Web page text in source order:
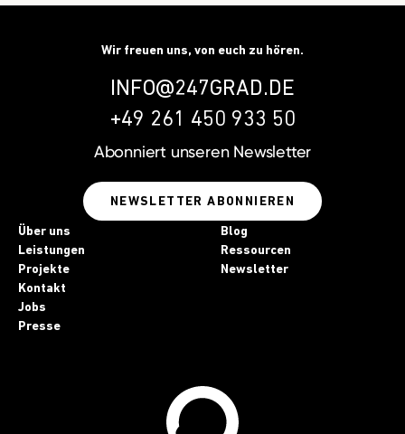
Wir freuen uns, von euch zu hören.
INFO@247GRAD.DE
+49 261 450 933 50
Abonniert unseren Newsletter
NEWSLETTER ABONNIEREN
Über uns
Leistungen
Projekte
Kontakt
Jobs
Presse
Blog
Ressourcen
Newsletter